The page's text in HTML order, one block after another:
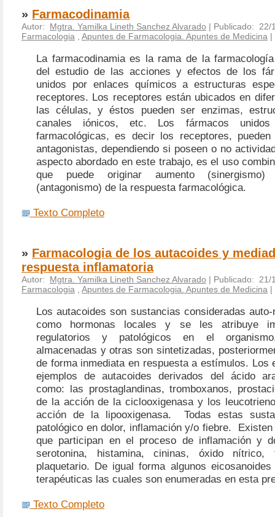
» Farmacodinamia
Autor: Mgtra. Yamilka Lineth Sanchez Alvarado | Publicado: 22/
Farmacologia
Apuntes de Farmacologia. Apuntes de Medicina |
La farmacodinamia es la rama de la
del estudio de las acciones y efectos de los
unidos por enlaces químicos a estructuras
receptores. Los receptores están ubicados en
las células, y éstos pueden ser enzimas,
canales iónicos, etc. Los fármacos
farmacológicas, es decir los receptores,
antagonistas, dependiendo si poseen o no
aspecto abordado en este trabajo, es el uso
que puede originar aumento (sinergismo)
(antagonismo) de la respuesta farmacológica.
Texto Completo
» Farmacologia de los autacoides y
respuesta inflamatoria
Autor: Mgtra. Yamilka Lineth Sanchez Alvarado | Publicado: 21/
Farmacologia
Apuntes de Farmacologia. Apuntes de Medicina |
Los autacoides son sustancias consideradas
como hormonas locales y se les atribuye
regulatorios y patológicos en el
almacenadas y otras son sintetizadas,
de forma inmediata en respuesta a estímulos. Los
ejemplos de autacoides derivados del ácido
como: las prostaglandinas, tromboxanos,
de la acción de la ciclooxigenasa y los
acción de la lipooxigenasa.
Todas estas
patológico en dolor, inflamación y/o fiebre.
que participan en el proceso de inflamación y
serotonina, histamina, cininas, óxido nítrico,
plaquetario. De igual forma algunos
terapéuticas las cuales son enumeradas en esta
Texto Completo